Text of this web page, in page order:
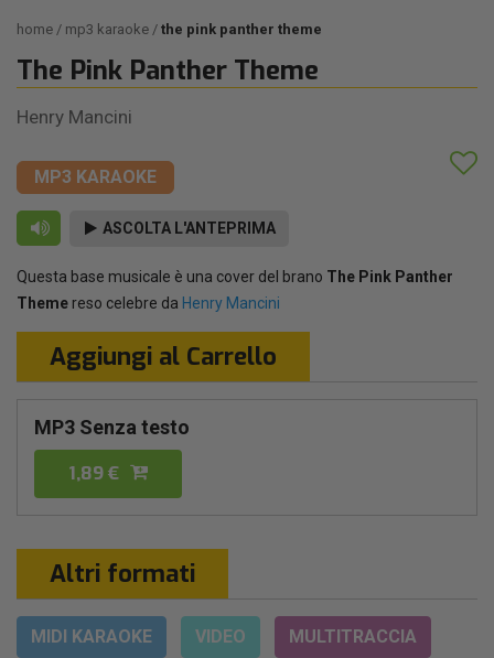
home mp3 karaoke the pink panther theme
The Pink Panther Theme
Henry Mancini
MP3 KARAOKE
ASCOLTA L'ANTEPRIMA
Questa base musicale è una cover del brano The Pink Panther
Theme reso celebre da Henry Mancini
Aggiungi al Carrello
MP3 Senza testo
1,89 €
Altri formati
MIDI KARAOKE VIDEO MULTITRACCIA